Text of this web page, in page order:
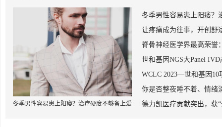
冬季男性容易患上阳痿？治疗硬度不够备上爱
冬季男性容易患上阳痿？
让疼痛成为往事，开创
脊骨神经医学界最高荣誉
世和基因NGS大Panel
WCLC 2023—世和基因10
你是否整夜睡不着、情绪
德力凯医疗贡献突出，获